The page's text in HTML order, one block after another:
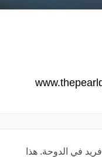
في الدوحة. هذا